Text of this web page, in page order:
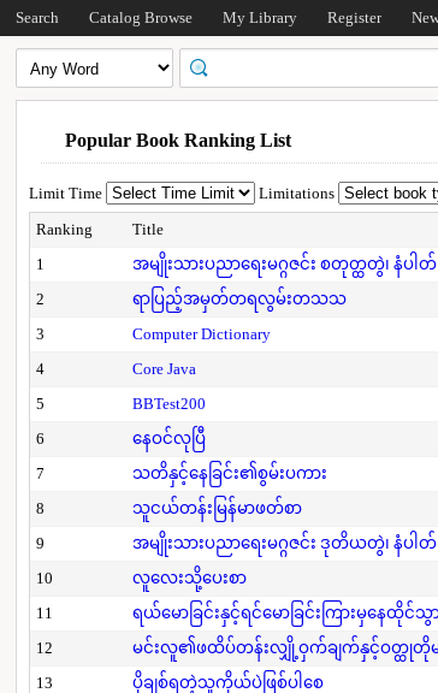
Search Catalog Browse My Library Register
Popular Book Ranking List
Limit Time
Limitations
Ranking
Title
1
အမျိုးသားပညာရေးမဂ္ဂဇင်း စတုတ္ထတွဲ၊ နံပါတ်
2
ရာပြည့်အမှတ်တရလွမ်းတသသ
3
Computer Dictionary
4
Core Java
5
BBTest200
6
နေဝင်လုပြီ
7
သတိနှင့်နေခြင်း၏စွမ်းပကား
8
သူငယ်တန်းမြန်မာဖတ်စာ
9
အမျိုးသားပညာရေးမဂ္ဂဇင်း ဒုတိယတွဲ၊ နံပါတ်
10
လူလေးသို့ပေးစာ
11
ရယ်မောခြင်းနှင့်ရင်မောခြင်းကြားမှနေထို
12
မင်းလူ၏ဖထိပ်တန်းလျှို့ဝှက်ချက်နှင့်ဝတ္ထုတိုမျ
13
ပိုချစ်ရတဲ့သူကိုယ်ပဲဖြစ်ပါစေ